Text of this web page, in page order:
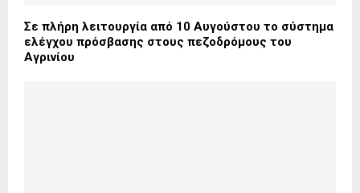
Σε πλήρη λειτουργία από 10 Αυγούστου το σύστημα
ελέγχου πρόσβασης στους πεζοδρόμους του
Αγρινίου